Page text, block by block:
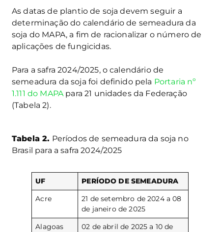
As datas de plantio de soja devem seguir a
determinação do calendário de semeadura da
soja do MAPA, a fim de racionalizar o número de
aplicações de fungicidas.
Para a safra 2024/2025, o calendário de
semeadura da soja foi definido pela Portaria nº
1.111 do MAPApara 21 unidades da Federação
(Tabela 2).
Tabela 2. Períodos de semeadura da soja no
Brasil para a safra 2024/2025
UF
PERÍODO DE SEMEADURA
Acre
21 de setembro de 2024 a 08
de janeiro de 2025
Alagoas
02 de abril de 2025 a 10 de